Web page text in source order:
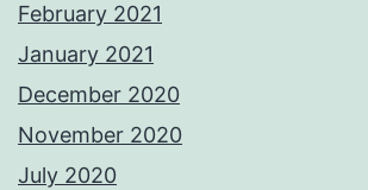
February 2021
January 2021
December 2020
November 2020
July 2020